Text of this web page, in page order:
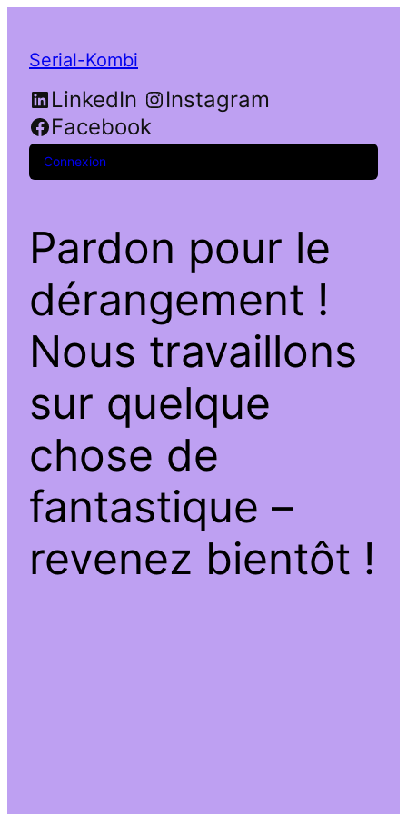
Serial-Kombi
LinkedIn
Instagram
Facebook
Connexion
Pardon pour le
dérangement !
Nous travaillons
sur quelque
chose de
fantastique –
revenez bientôt !